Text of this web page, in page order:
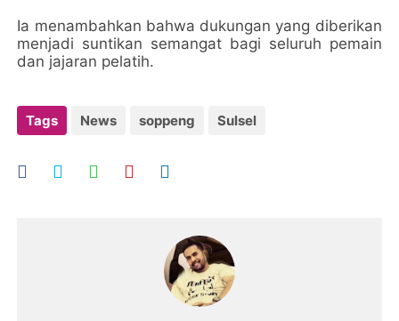
Ia menambahkan bahwa dukungan yang diberikan
menjadi suntikan semangat bagi seluruh pemain
dan jajaran pelatih.
Tags News soppeng Sulsel